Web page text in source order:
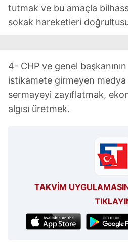
tutmak ve bu amaçla
sokak hareketleri
4- CHP ve genel
istikamete girmeyen medya
sermayeyi zayıflatmak,
algısı üretmek.
TAKVİM